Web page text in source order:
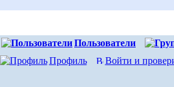
Пользователи
Профиль
Войти и